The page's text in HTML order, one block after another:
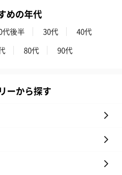
めの年代
代後半 30代
40代
80代 90代
ーから探す